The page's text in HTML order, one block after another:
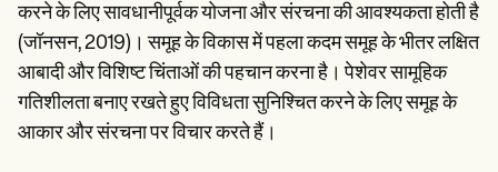
करने के लिए सावधानीपूर्वक योजना और संरचना की आवश्यकता होती है
(जॉनसन, 2019)। समूह के विकास में पहला कदम समूह के भीतर लक्षित
आबादी और विशिष्ट चिंताओं की पहचान करना है। पेशेवर सामूहिक
गतिशीलता बनाए रखते हुए विविधता सुनिश्चित करने के लिए समूह के
आकार और संरचना पर विचार करते हैं।